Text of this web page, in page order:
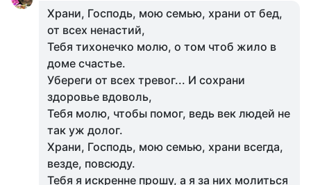
Храни, Господь, мою семью, храни от бед,
от всех ненастий,
Тебя тихонечко молю, о том чтоб жило в
доме счастье.
Убереги от всех тревог... И сохрани
здоровье вдоволь,
Тебя молю, чтобы помог, ведь век людей не
так уж долог.
Храни, Господь, мою семью, храни всегда,
везде, повсюду.
Тебя я искренне прошу, а я за них молиться